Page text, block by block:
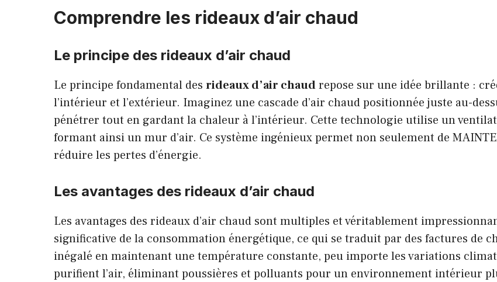
Comprendre les rideaux d’air chaud
Le principe des rideaux d’air chaud
Le principe fondamental des rideaux d’air chaudrepose sur une idée brillante :
l’intérieur et l’extérieur. Imaginez une cascade d’air chaud positionnée juste au-
pénétrer tout en gardant la chaleur à l’intérieur. Cette technologie utilise un
formant ainsi un mur d’air. Ce système ingénieux permet non seulement de
réduire les pertes d’énergie.
Les avantages des rideaux d’air chaud
Les avantages des rideaux d’air chaud sont multiples et véritablement
significative de la consommation énergétique, ce qui se traduit par des factures de
inégalé en maintenant une température constante, peu importe les variations
purifient l’air, éliminant poussières et polluants pour un environnement intérieur